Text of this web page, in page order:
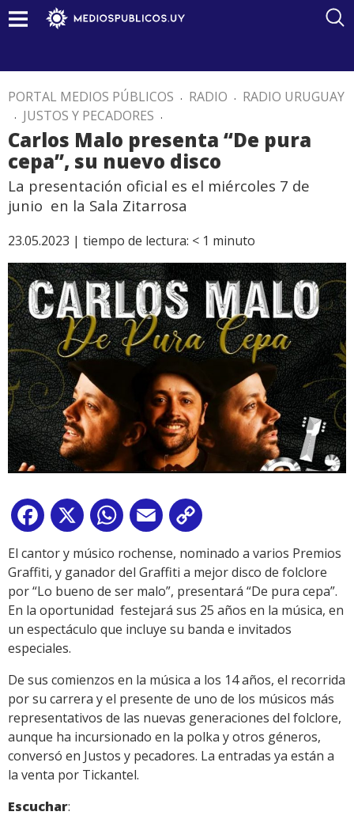
PORTAL MEDIOS PÚBLICOS . RADIO . RADIO URUGUAY
. JUSTOS Y PECADORES .
Carlos Malo presenta “De pura
cepa”, su nuevo disco
La presentación oficial es el miércoles 7 de
junio en la Sala Zitarrosa
23.05.2023 | tiempo de lectura: < 1 minuto
Facebook
X WhatsApp
Email
Link
El cantor y músico rochense, nominado a varios Premios
Graffiti, y ganador del Graffiti a mejor disco de folclore
por “Lo bueno de ser malo”, presentará “De pura cepa”.
En la oportunidad festejará sus 25 años en la música, en
un espectáculo que incluye su banda e invitados
especiales.
De sus comienzos en la música a los 14 años, el recorrida
por su carrera y el presente de uno de los músicos más
representativos de las nuevas generaciones del folclore,
aunque ha incursionado en la polka y otros géneros,
conversó en Justos y pecadores. La entradas ya están a
la venta por Tickantel.
Escuchar: